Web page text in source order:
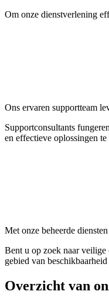
Om onze dienstverlening
Ons ervaren supportteam
Supportconsultants
en effectieve oplossingen
Met onze beheerde diensten
Bent u op zoek naarveilige
gebied van
Overzicht van